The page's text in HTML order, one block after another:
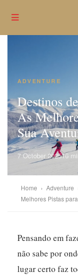
ADVENTURE
Destinos
As
Sua
7 October 202516
Home › Adventure
Melhores Pistas
Pensando em
não sabe por
lugar certo faz